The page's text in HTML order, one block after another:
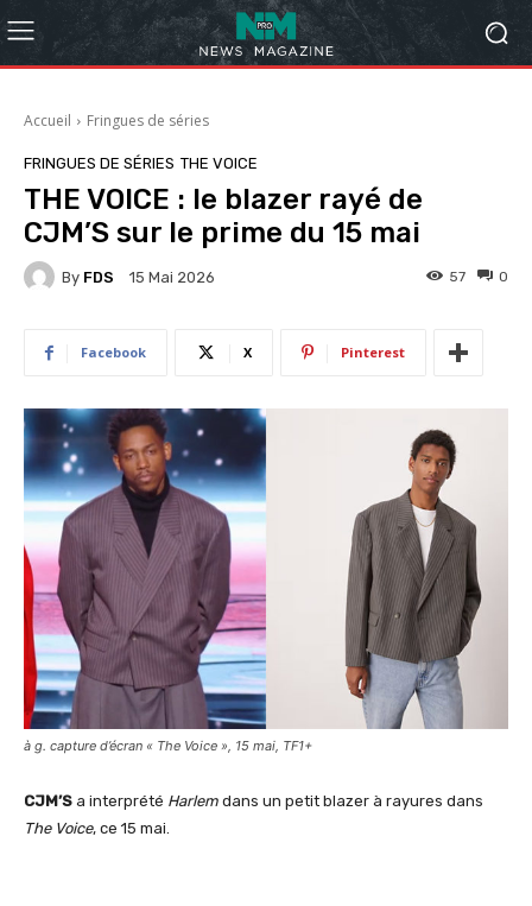
Accueil Fringues de séries
FRINGUES DE SÉRIES THE VOICE
THE VOICE : le blazer rayé de
CJM’S sur le prime du 15 mai
By FDS 15 Mai 2026 0
57
Facebook X Pinterest
à g. capture d’écran « The Voice », 15 mai, TF1+
CJM’S a interprété Harlem dans un petit blazer à rayures dans
The Voice, ce 15 mai.